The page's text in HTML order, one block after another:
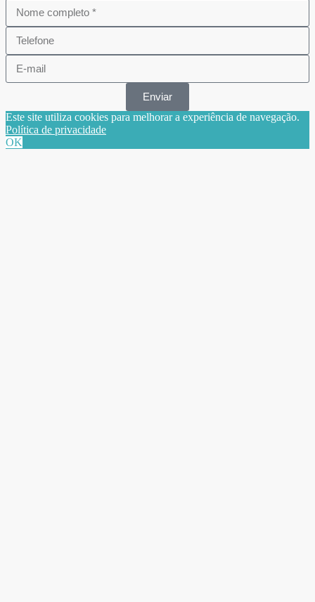
Enviar
Este site utiliza cookies para melhorar a experiência de navegação.
Política de privacidade
OK